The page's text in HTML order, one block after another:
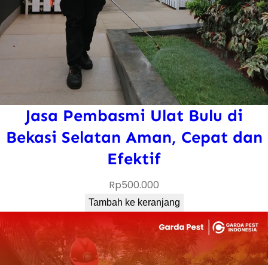
Jasa Pembasmi Ulat Bulu di
Bekasi Selatan Aman, Cepat dan
Efektif
Rp500.000
Tambah ke keranjang